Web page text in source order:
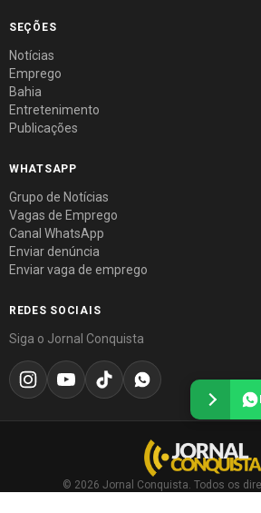
SEÇÕES
Notícias
Emprego
Bahia
Entretenimento
Publicações
WHATSAPP
Grupo de Notícias
Vagas de Emprego
Canal WhatsApp
Enviar denúncia
Enviar vaga de emprego
REDES SOCIAIS
Siga o Jornal Conquista
© 2026 Jornal Conquista. Todos os